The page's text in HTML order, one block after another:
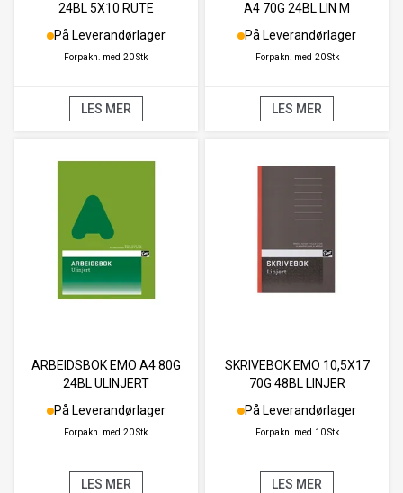
24BL 5X10 RUTE
På Leverandørlager
Forpakn. med 20 Stk
LES MER
A4 70G 24BL LIN M
På Leverandørlager
Forpakn. med 20 Stk
LES MER
ARBEIDSBOK EMO A4 80G
24BL ULINJERT
På Leverandørlager
Forpakn. med 20 Stk
LES MER
SKRIVEBOK EMO 10,5X17
70G 48BL LINJER
På Leverandørlager
Forpakn. med 10 Stk
LES MER